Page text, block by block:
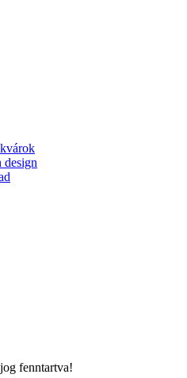
design
fenntartva!